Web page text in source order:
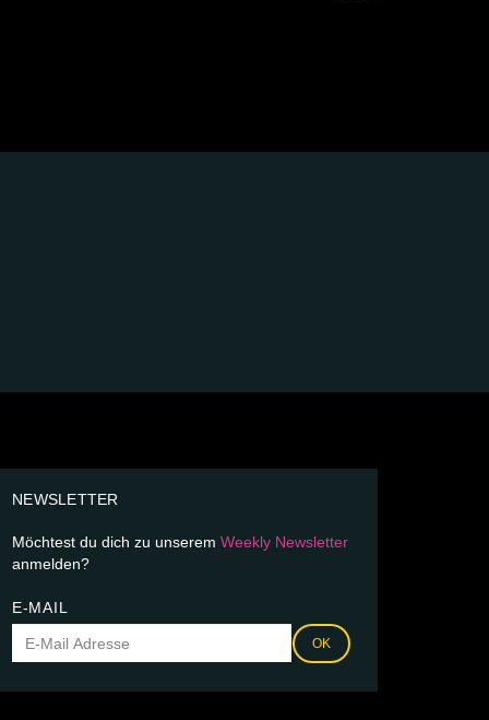
NEWSLETTER
Möchtest du dich zu unserem Weekly Newsletter
anmelden?
E-MAIL
OK